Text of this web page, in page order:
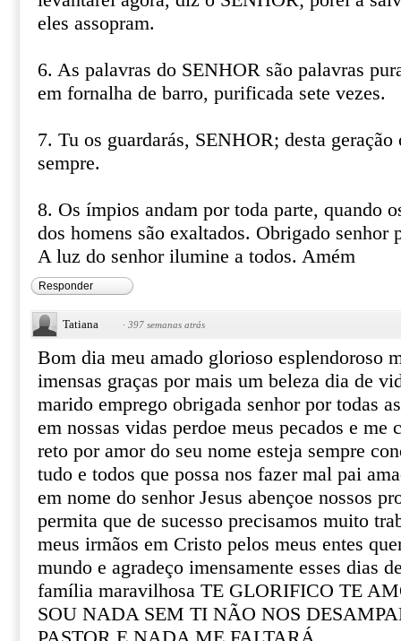
eles assopram.
6. As palavras do SENHOR são palavras
em fornalha de barro, purificada sete vezes.
7. Tu os guardarás, SENHOR; desta geração
sempre.
8. Os ímpios andam por toda parte, quando
dos homens são exaltados. Obrigado senhor
A luz do senhor ilumine a todos. Amém
Responder
Tatiana · 397 semanas atrás
Bom dia meu amado glorioso esplendoroso
imensas graças por mais um beleza dia de
marido emprego obrigada senhor por todas
em nossas vidas perdoe meus pecados e me
reto por amor do seu nome esteja sempre
tudo e todos que possa nos fazer mal pai
em nome do senhor Jesus abençoe nossos
permita que de sucesso precisamos muito
meus irmãos em Cristo pelos meus entes
mundo e agradeço imensamente esses dias
família maravilhosa TE GLORIFICO TE
SOU NADA SEM TI NÃO NOS